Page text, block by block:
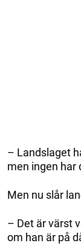
– Landslaget
men ingen har
Men nu slår
– Det är värst
om han är på